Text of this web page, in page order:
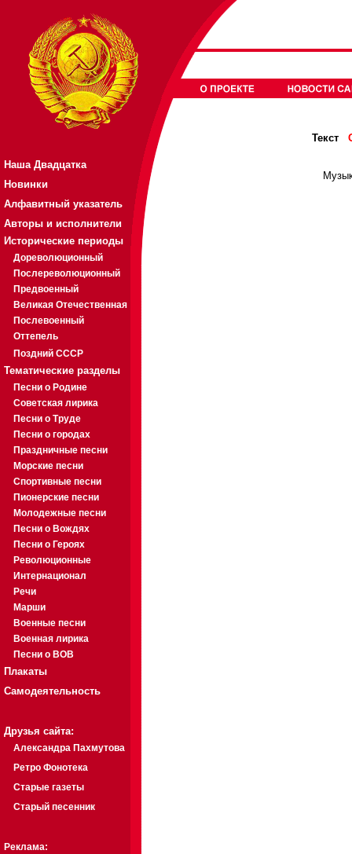
Наша Двадцатка
Новинки
Алфавитный указатель
Авторы и исполнители
Исторические периоды
Дореволюционный
Послереволюционный
Предвоенный
Великая Отечественная
Послевоенный
Оттепель
Поздний СССР
Тематические разделы
Песни о Родине
Советская лирика
Песни о Труде
Песни о городах
Праздничные песни
Морские песни
Спортивные песни
Пионерские песни
Молодежные песни
Песни о Вождях
Песни о Героях
Революционные
Интернационал
Речи
Марши
Военные песни
Военная лирика
Песни о ВОВ
Плакаты
Самодеятельность
Друзья сайта:
Александра Пахмутова
Ретро Фонотека
Старые газеты
Старый песенник
Реклама:
Текст